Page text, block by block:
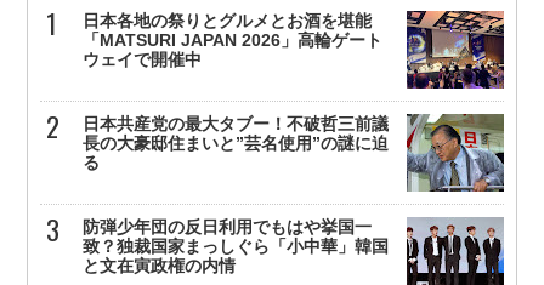
日本各地の祭りとグルメとお酒を堪能
「MATSURI JAPAN 2026」高輪ゲート
ウェイで開催中
日本共産党の最大タブー！不破哲三前議
長の大豪邸住まいと”芸名使用”の謎に迫
る
防弾少年団の反日利用でもはや挙国一
致？独裁国家まっしぐら「小中華」韓国
と文在寅政権の内情